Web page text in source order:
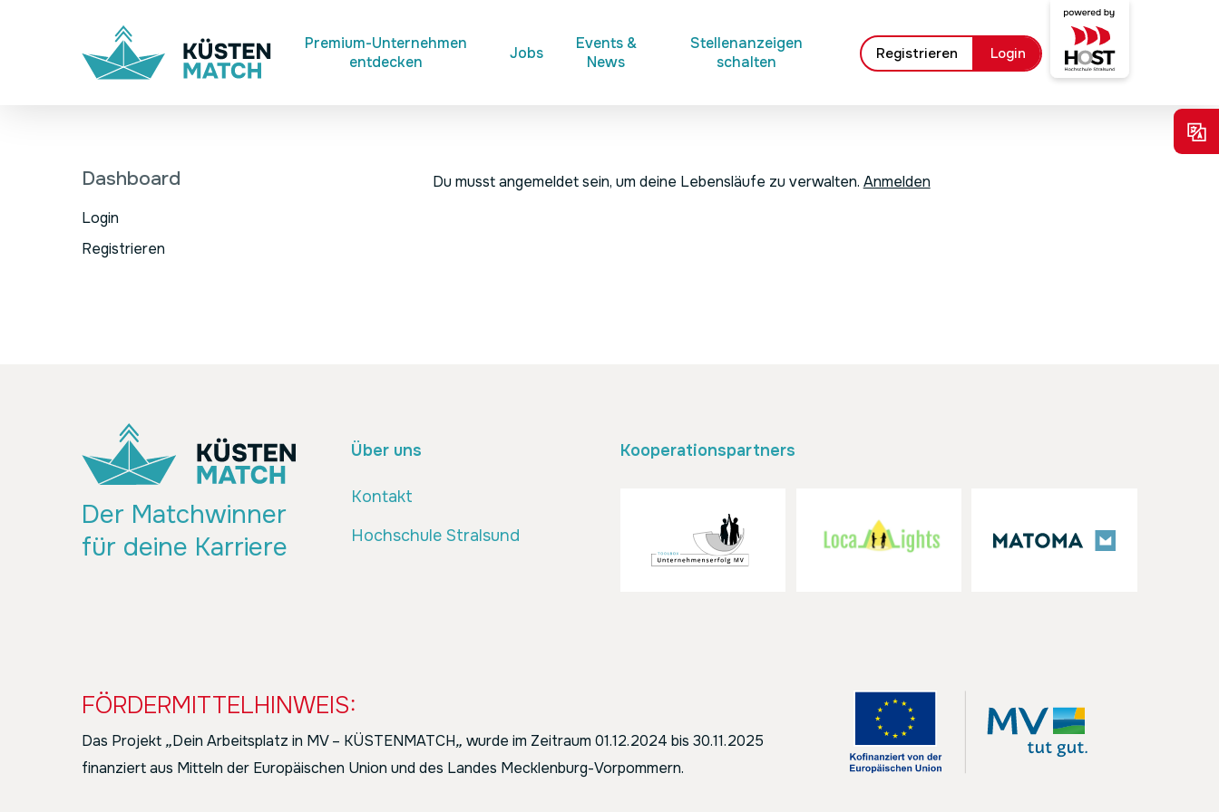
Premium-Unternehmen
entdecken
Jobs
Events &
News
Stellenanzeigen
schalten
Registrieren Login
Du musst angemeldet sein, um deine Lebensläufe zu verwalten. Anmelden
Dashboard
Login
Registrieren
Der Matchwinner
für deine Karriere
Über uns
Kontakt
Hochschule Stralsund
Kooperationspartners
FÖRDERMITTELHINWEIS:
Das Projekt „Dein Arbeitsplatz in MV – KÜSTENMATCH„ wurde im Zeitraum 01.12.2024 bis 30.11.2025
finanziert aus Mitteln der Europäischen Union und des Landes Mecklenburg-Vorpommern.